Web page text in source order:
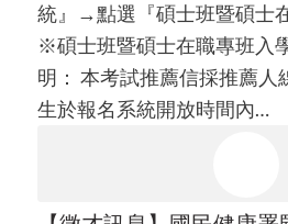
統』→點選『碩士班暨碩士
※碩士班暨碩士在職專班入
明： 本考試推薦信採推薦人
生於報名系統開放時間內…